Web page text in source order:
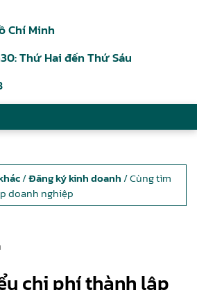
Chí Minh
Thứ Hai đến Thứ Sáu
/Đăng ký kinh doanh / Cùng tìm
doanh nghiệp
chi phí thành lập